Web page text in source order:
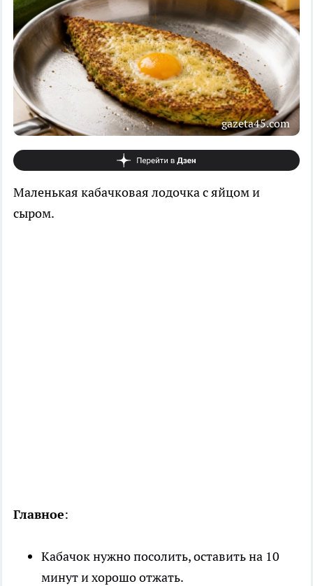
gazeta45.com
Маленькая кабачковая лодочка с яйцом и
сыром.
Главное:
Кабачок нужно посолить, оставить на 10
минут и хорошо отжать.